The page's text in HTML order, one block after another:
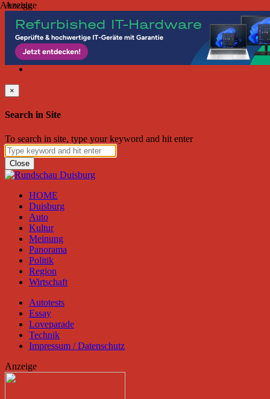
Freitag, August 07, 2026
Friend on Facebook
Subscribe to RSS
Search
×
Search in Site
To search in site, type your keyword and hit enter
Close
HOME
Duisburg
Auto
Kultur
Meinung
Panorama
Politik
Region
Wirtschaft
Autotests
Essay
Loveparade
Technik
Impressum / Datenschutz
Anzeige
Anzeige
Anzeige